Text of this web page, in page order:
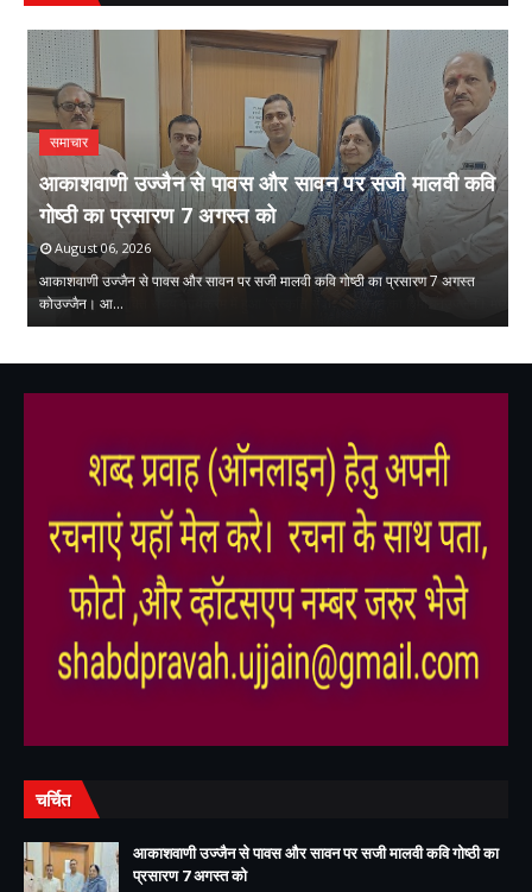
समाचार
आकाशवाणी उज्जैन से पावस और सावन पर सजी मालवी कवि
गोष्ठी का प्रसारण 7 अगस्त को
August 06, 2026
आकाशवाणी उज्जैन से पावस और सावन पर सजी मालवी कवि गोष्ठी का प्रसारण 7 अगस्त
कोउज्जैन। आ…
चर्चित
आकाशवाणी उज्जैन से पावस और सावन पर सजी मालवी कवि गोष्ठी का
प्रसारण 7 अगस्त को